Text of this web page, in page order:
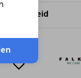
Retourbeleid